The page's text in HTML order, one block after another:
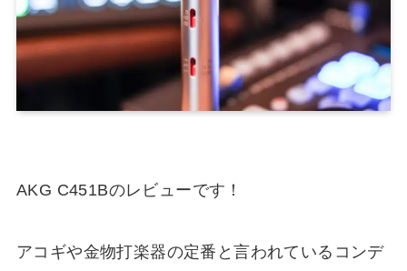
AKG C451Bのレビューです！
アコギや金物打楽器の定番と言われているコンデ